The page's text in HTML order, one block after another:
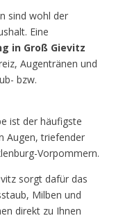
sind wohl der
Eine
in Groß Gievitz
Augentränen und
bzw.
ist der häufigste
Augen, triefender
Vorpommern.
sorgt dafür das
Milben und
direkt zu Ihnen